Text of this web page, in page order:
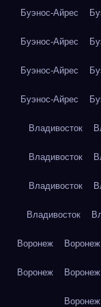
Буэнос-Айрес
Буэнос-Айрес
Буэнос-Айрес
Буэнос-Айрес
Владивосток
Владивосток
Владивосток
Владивосток
Воронеж Воронеж
Воронеж Воронеж
Воронеж